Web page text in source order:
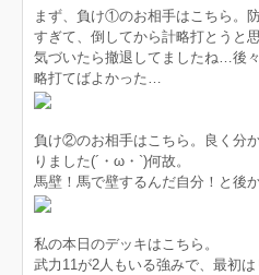
まず、負け①のお相手はこちら。
すぎて、倒してから計略打とうと
気づいたら撤退してましたね…後
略打てばよかった…
負け②のお相手はこちら。良く分
りました(´・ω・`)何故。
馬壁！馬で壁するんだ自分！と後
私の本日のデッキはこちら。
武力11が2人もいる強みで、最初